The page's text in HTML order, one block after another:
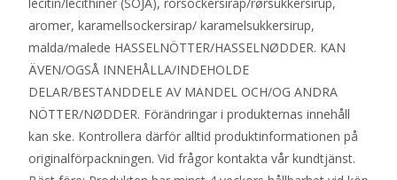
aromer, karamellsockersirap/ karamelsukkersirup,
malda/malede HASSELNÖTTER/HASSELNØDDER. KAN
ÄVEN/OGSÅ INNEHÅLLA/INDEHOLDE
DELAR/BESTANDDELE AV MANDEL OCH/OG ANDRA
NÖTTER/NØDDER. Förändringar i produkternas innehåll
kan ske. Kontrollera därför alltid produktinformationen på
originalförpackningen. Vid frågor kontakta vår kundtjänst.